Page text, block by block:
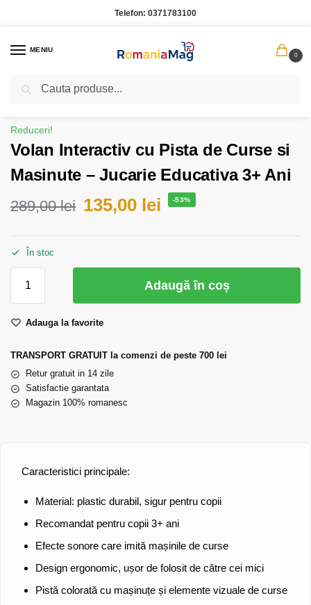
Telefon: 0371783100
MENIU
0
Prima pagină / Copii / Volan Interactiv cu Pista de Curse si Masinute – Jucarie Educativa 3+ Ani
Reduceri!
Volan Interactiv cu Pista de Curse si
Masinute – Jucarie Educativa 3+ Ani
289,00lei 135,00 lei -53%
În stoc
Adaugă în coș
Adauga la favorite
TRANSPORT GRATUIT la comenzi de peste 700 lei
Retur gratuit in 14 zile
Satisfactie garantata
Magazin 100% romanesc
Caracteristici principale:
Material: plastic durabil, sigur pentru copii
Recomandat pentru copii 3+ ani
Efecte sonore care imită mașinile de curse
Design ergonomic, ușor de folosit de către cei mici
Pistă colorată cu mașinuțe și elemente vizuale de curse